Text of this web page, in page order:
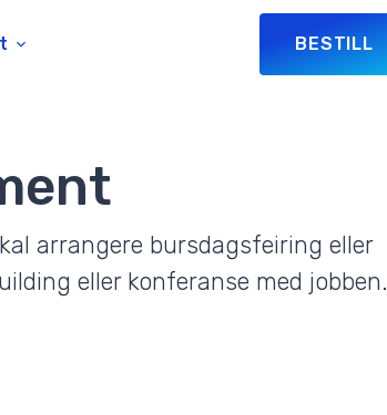
BESTILL
arrangere bursdagsfeiring eller
eller konferanse med jobben.